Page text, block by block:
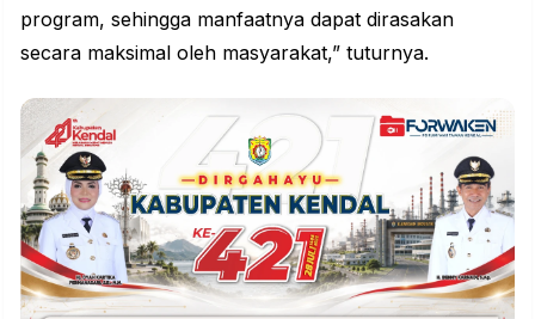
program, sehingga manfaatnya dapat dirasakan
secara maksimal oleh masyarakat,” tuturnya.